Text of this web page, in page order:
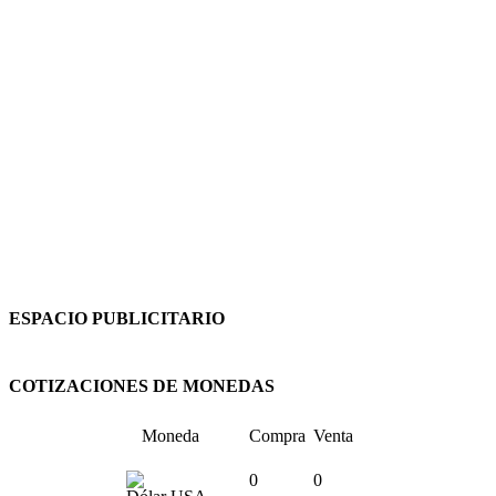
ESPACIO PUBLICITARIO
COTIZACIONES DE MONEDAS
Moneda Compra Venta
0 0